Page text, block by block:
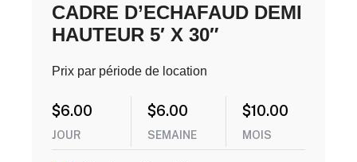
CADRE D’ECHAFAUD DEMI
HAUTEUR 5′ X 30″
Prix par période de location
$6.00
JOUR
$6.00
SEMAINE
$10.00
MOIS